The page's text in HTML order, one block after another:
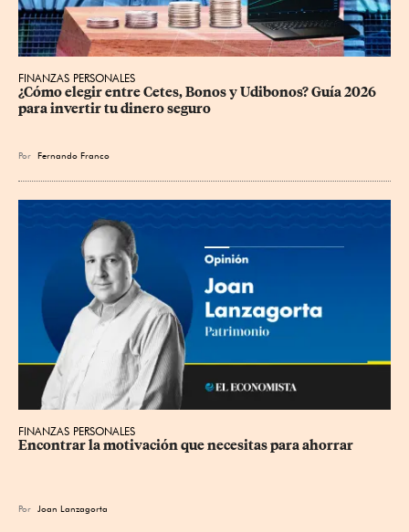
FINANZAS PERSONALES
¿Cómo elegir entre Cetes, Bonos y Udibonos? Guía 2026
para invertir tu dinero seguro
Por Fernando Franco
FINANZAS PERSONALES
Encontrar la motivación que necesitas para ahorrar
Por Joan Lanzagorta